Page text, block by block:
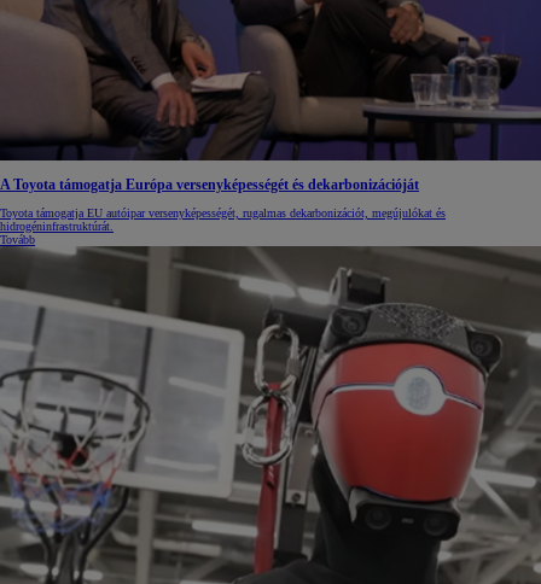
A Toyota támogatja Európa versenyképességét és dekarbonizációját
Toyota támogatja EU autóipar versenyképességét, rugalmas dekarbonizációt, megújulókat és
hidrogéninfrastruktúrát.
Tovább